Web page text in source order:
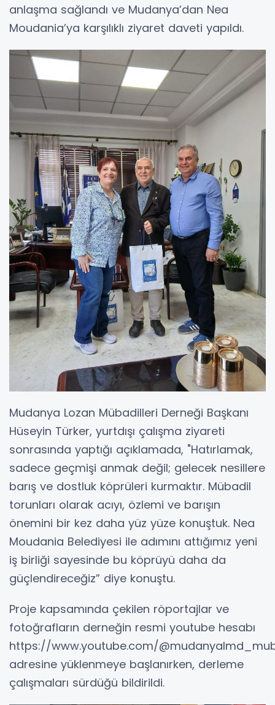
anlaşma sağlandı ve Mudanya’dan Nea
Moudania’ya karşılıklı ziyaret daveti yapıldı.
Mudanya Lozan Mübadilleri Derneği Başkanı
Hüseyin Türker, yurtdışı çalışma ziyareti
sonrasında yaptığı açıklamada, "Hatırlamak,
sadece geçmişi anmak değil; gelecek nesillere
barış ve dostluk köprüleri kurmaktır. Mübadil
torunları olarak acıyı, özlemi ve barışın
önemini bir kez daha yüz yüze konuştuk. Nea
Moudania Belediyesi ile adımını attığımız yeni
iş birliği sayesinde bu köprüyü daha da
güçlendireceğiz” diye konuştu.
Proje kapsamında çekilen röportajlar ve
fotoğrafların derneğin resmi youtube hesabı
https://www.youtube.com/
adresine yüklenmeye başlanırken, derleme
çalışmaları sürdüğü bildirildi.